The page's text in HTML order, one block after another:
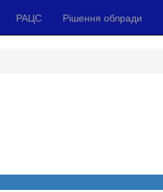
РАЦС Рішення облради